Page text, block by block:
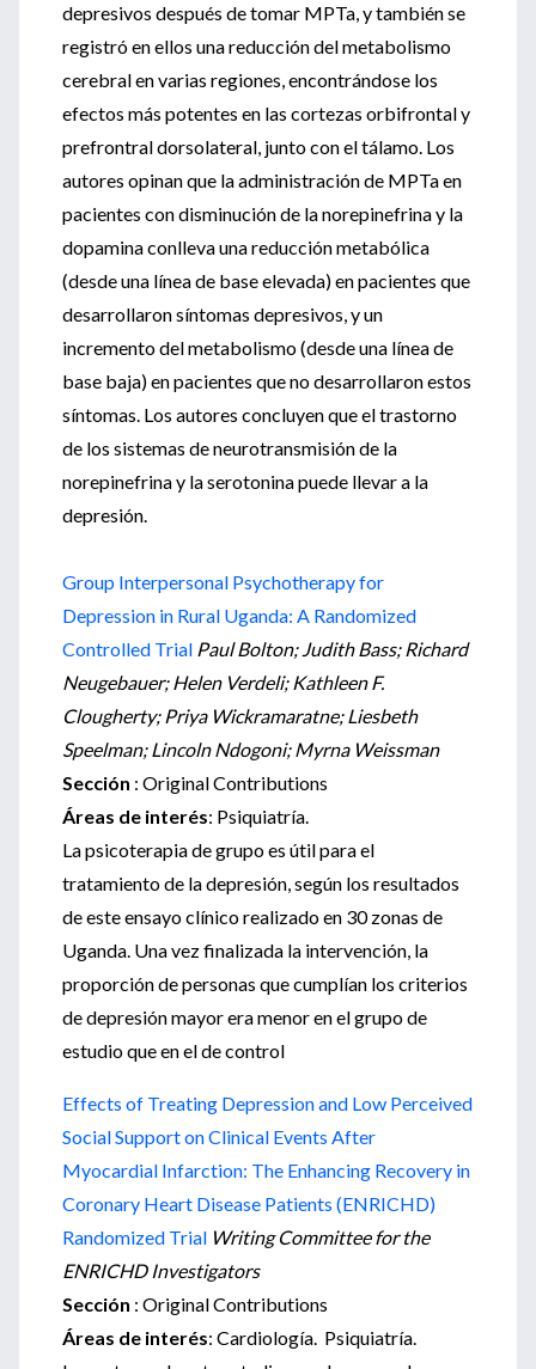
depresivos después de tomar MPTa, y también se
registró en ellos una reducción del metabolismo
cerebral en varias regiones, encontrándose los
efectos más potentes en las cortezas orbifrontal y
prefrontral dorsolateral, junto con el tálamo. Los
autores opinan que la administración de MPTa en
pacientes con disminución de la norepinefrina y la
dopamina conlleva una reducción metabólica
(desde una línea de base elevada) en pacientes que
desarrollaron síntomas depresivos, y un
incremento del metabolismo (desde una línea de
base baja) en pacientes que no desarrollaron estos
síntomas. Los autores concluyen que el trastorno
de los sistemas de neurotransmisión de la
norepinefrina y la serotonina puede llevar a la
depresión.
Group Interpersonal Psychotherapy for
Depression in Rural Uganda: A Randomized
Controlled Trial Paul Bolton; Judith Bass; Richard
Neugebauer; Helen Verdeli; Kathleen F.
Clougherty; Priya Wickramaratne; Liesbeth
Speelman; Lincoln Ndogoni; Myrna Weissman
Sección : Original Contributions
Áreas de interés: Psiquiatría.
La psicoterapia de grupo es útil para el
tratamiento de la depresión, según los resultados
de este ensayo clínico realizado en 30 zonas de
Uganda. Una vez finalizada la intervención, la
proporción de personas que cumplían los criterios
de depresión mayor era menor en el grupo de
estudio que en el de control
Effects of Treating Depression and Low Perceived
Social Support on Clinical Events After
Myocardial Infarction: The Enhancing Recovery in
Coronary Heart Disease Patients (ENRICHD)
Randomized Trial Writing Committee for the
ENRICHD Investigators
Sección : Original Contributions
Áreas de interés: Cardiología. Psiquiatría.